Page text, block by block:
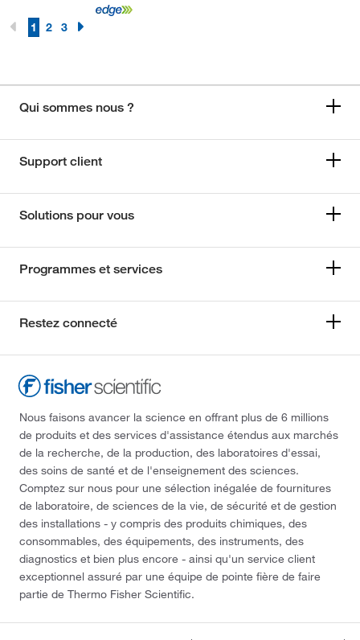
1 2 3
Qui sommes nous ?
Support client
Solutions pour vous
Programmes et services
Restez connecté
Nous faisons avancer la science en offrant plus de 6 millions
de produits et des services d'assistance étendus aux marchés
de la recherche, de la production, des laboratoires d'essai,
des soins de santé et de l'enseignement des sciences.
Comptez sur nous pour une sélection inégalée de fournitures
de laboratoire, de sciences de la vie, de sécurité et de gestion
des installations - y compris des produits chimiques, des
consommables, des équipements, des instruments, des
diagnostics et bien plus encore - ainsi qu'un service client
exceptionnel assuré par une équipe de pointe fière de faire
partie de Thermo Fisher Scientific.